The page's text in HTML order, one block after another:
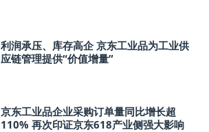
利润承压、库存高企 京东工业品为工业供
应链管理提供“价值增量”
京东工业品企业采购订单量同比增长超
110% 再次印证京东618产业侧强大影响